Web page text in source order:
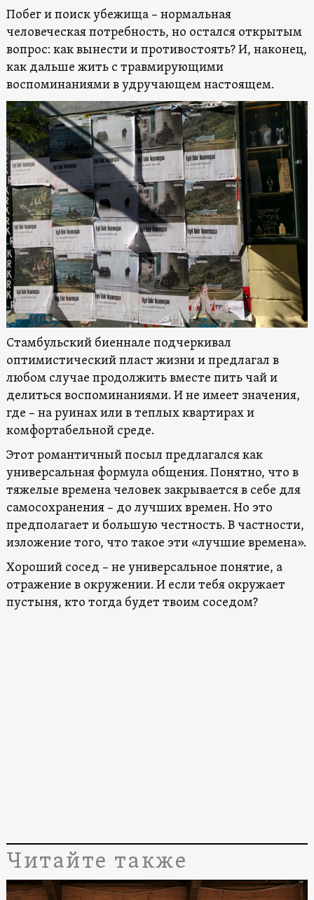
Побег и поиск убежища – нормальная
человеческая потребность, но остался открытым
вопрос: как вынести и противостоять? И, наконец,
как дальше жить с травмирующими
воспоминаниями в удручающем настоящем.
Стамбульский биеннале подчеркивал
оптимистический пласт жизни и предлагал в
любом случае продолжить вместе пить чай и
делиться воспоминаниями. И не имеет значения,
где – на руинах или в теплых квартирах и
комфортабельной среде.
Этот романтичный посыл предлагался как
универсальная формула общения. Понятно, что в
тяжелые времена человек закрывается в себе для
самосохранения – до лучших времен. Но это
предполагает и большую честность. В частности,
изложение того, что такое эти «лучшие времена».
Хороший сосед – не универсальное понятие, а
отражение в окружении. И если тебя окружает
пустыня, кто тогда будет твоим соседом?
Читайте также